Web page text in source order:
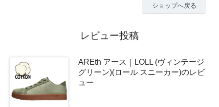
ショップへ戻る
レビュー投稿
AREth アース｜LOLL (ヴィンテージ
グリーン)(ロール スニーカー)のレビ
ュー